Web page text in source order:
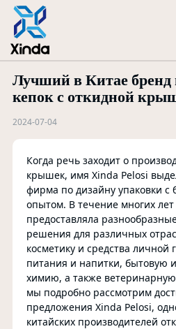
Лучший в Китае бренд
кепок с откидной
2024-07-04
Когда речь заходит о
крышек, имя Xinda Pelosi
фирма по дизайну упаковки с
опытом. В течение многих
предоставляла
решения для различных
косметику и средства личной
питания и напитки,
химию, а также
мы подробно рассмотрим
предложения Xinda Pelosi,
китайских производителей